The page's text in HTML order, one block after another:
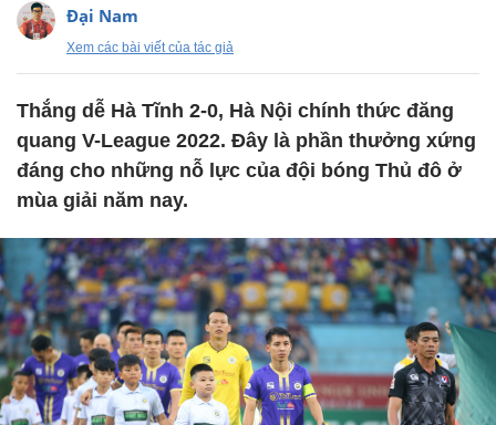
Đại Nam
Xem các bài viết của tác giả
Thắng dễ Hà Tĩnh 2-0, Hà Nội chính thức đăng
quang V-League 2022. Đây là phần thưởng xứng
đáng cho những nỗ lực của đội bóng Thủ đô ở
mùa giải năm nay.